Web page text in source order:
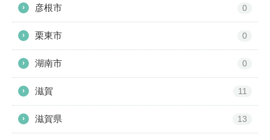
› 彦根市 0
› 栗東市 0
› 湖南市 0
› 滋賀 11
› 滋賀県 13